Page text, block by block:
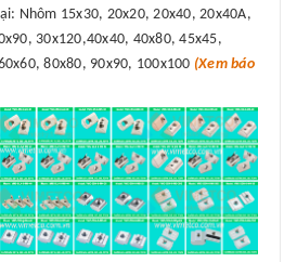
Nhôm 15x30, 20x20, 20x40, 20x40A,
30x120,40x40, 40x80, 45x45,
80x80, 90x90, 100x100 (Xem báo